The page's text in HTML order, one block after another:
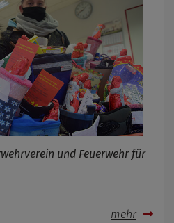
und Feuerwehr für
mehr